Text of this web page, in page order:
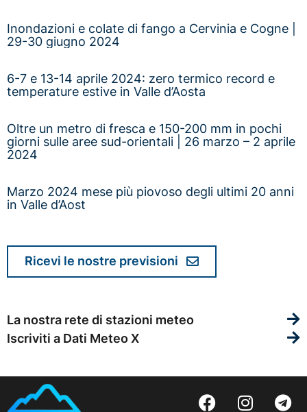
Inondazioni e colate di fango a Cervinia e Cogne |
29-30 giugno 2024
6-7 e 13-14 aprile 2024: zero termico record e
temperature estive in Valle d’Aosta
Oltre un metro di fresca e 150-200 mm in pochi
giorni sulle aree sud-orientali | 26 marzo – 2 aprile
2024
Marzo 2024 mese più piovoso degli ultimi 20 anni
in Valle d’Aost
Ricevi le nostre previsioni
La nostra rete di stazioni meteo
Iscriviti a Dati Meteo X